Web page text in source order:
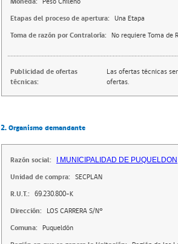
Etapas del proceso de apertura: Una Etapa
Toma de razón por Contraloría: No requiere Toma de
Publicidad de ofertas
técnicas:
Las ofertas técnicas
ofertas.
2. Organismo demandante
Razón social: I MUNICIPALIDAD DE PUQUELDON
Unidad de compra: SECPLAN
R.U.T.: 69.230.800-K
Dirección: LOS CARRERA S/N°
Comuna: Puqueldón